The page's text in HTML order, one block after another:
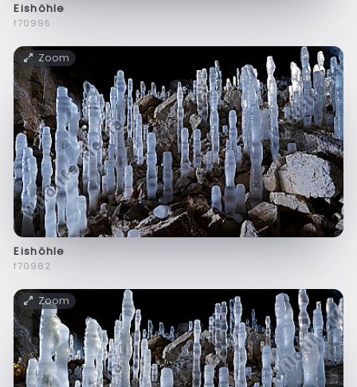
Eishöhle
f70995
Zoom
Eishöhle
f70982
Zoom